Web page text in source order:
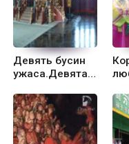
Девять бусин
ужаса.Девятая